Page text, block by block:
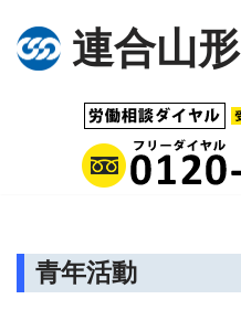
コ
プ
連合山形
青年活動